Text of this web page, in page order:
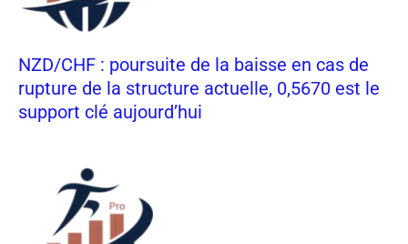
NZD/CHF : poursuite de la baisse en cas de
rupture de la structure actuelle, 0,5670 est le
support clé aujourd’hui